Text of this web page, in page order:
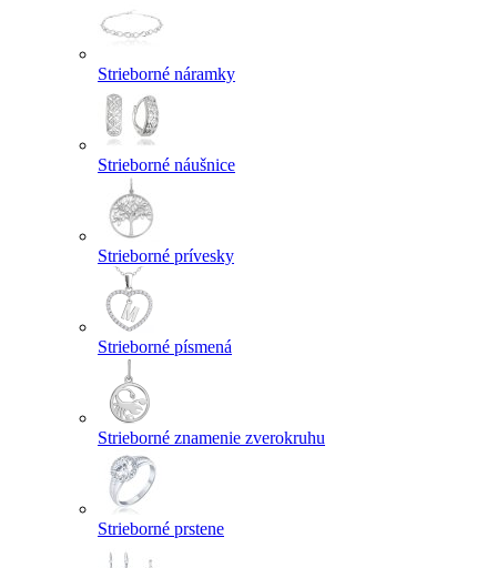
Strieborné náramky
Strieborné náušnice
Strieborné prívesky
Strieborné písmená
Strieborné znamenie zverokruhu
Strieborné prstene